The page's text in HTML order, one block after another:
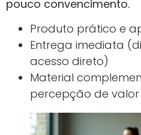
pouco convencimento.
Produto prático e
Entrega imediata
acesso direto)
Material
percepção de valor